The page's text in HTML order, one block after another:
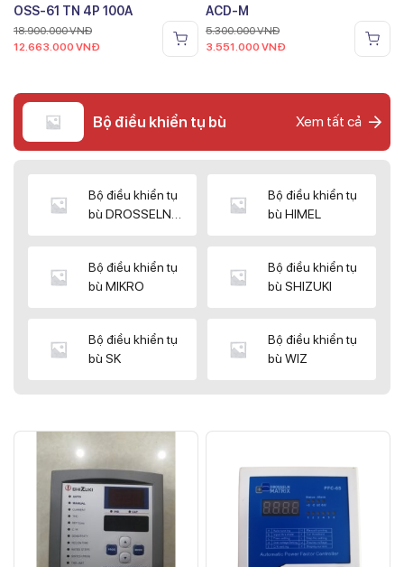
OSS-61 TN 4P 100A
18.900.000VNĐ
12.663.000 VNĐ
ACD-M
5.300.000VNĐ
3.551.000 VNĐ
Bộ điều khiển tụ bù Xem tất cả
Bộ điều khiển tụ
bù DROSSELN
Bộ điều khiển tụ
bù HIMEL
Bộ điều khiển tụ
bù MIKRO
Bộ điều khiển tụ
bù SHIZUKI
Bộ điều khiển tụ
bù SK
Bộ điều khiển tụ
bù WIZ